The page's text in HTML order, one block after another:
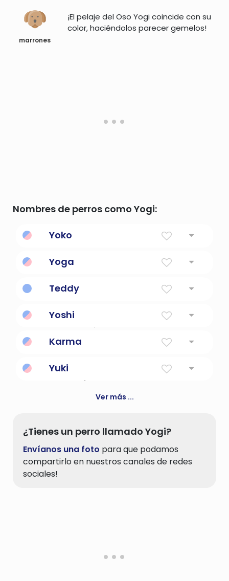
marrones
¡El pelaje del Oso Yogi coincide con su
color, haciéndolos parecer gemelos!
Nombres de perros como Yogi:
Yoko
Yoga
Teddy
Yoshi
Karma
Yuki
Ver más ...
¿Tienes un perro llamado Yogi?
Envíanos una foto para que podamos
compartirlo en nuestros canales de redes
sociales!